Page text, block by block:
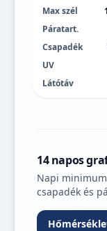
Max szél
Páratart.
Csapadék
UV
Látótáv
14 napos
Napi
csapadék és